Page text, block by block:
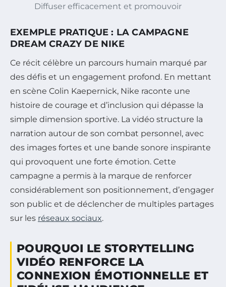
Diffuser efficacement et promouvoir
EXEMPLE PRATIQUE : LA CAMPAGNE
DREAM CRAZY DE NIKE
Ce récit célèbre un parcours humain marqué par
des défis et un engagement profond. En mettant
en scène Colin Kaepernick, Nike raconte une
histoire de courage et d’inclusion qui dépasse la
simple dimension sportive. La vidéo structure la
narration autour de son combat personnel, avec
des images fortes et une bande sonore inspirante
qui provoquent une forte émotion. Cette
campagne a permis à la marque de renforcer
considérablement son positionnement, d’engager
son public et de déclencher de multiples partages
sur les réseaux sociaux.
POURQUOI LE STORYTELLING
VIDÉO RENFORCE LA
CONNEXION ÉMOTIONNELLE ET